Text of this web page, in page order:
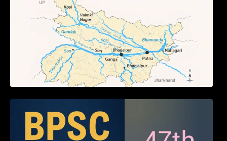
Answers (Part – 01)